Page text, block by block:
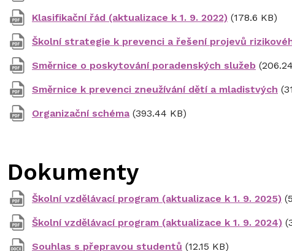
Klasifikační řád (aktualizace k 1. 9. 2022) (178.6 KB)
Školní strategie k prevenci a řešení projevů
Směrnice o poskytování poradenských služeb
Směrnice k prevenci zneužívání dětí a mladistvých
Organizační schéma (393.44 KB)
Dokumenty
Školní vzdělávací program (aktualizace k 1. 9. 2025)
Školní vzdělávací program (aktualizace k 1. 9. 2024)
Souhlas s přepravou studentů (12.15 KB)